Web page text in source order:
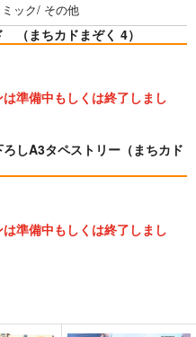
ック/ その他
（まちカドまぞく 4）
準備中もしくは終了しまし
しA3タペストリー（まちカド
準備中もしくは終了しまし